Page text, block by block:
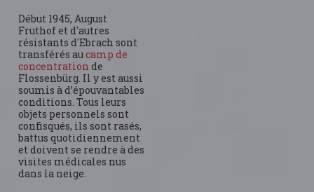
Début 1945, August
Fruthof et d'autres
résistants d'Ebrach sont
transférés aucamp de
concentration de
Flossenbürg. Il y est aussi
soumis à d’épouvantables
conditions. Tous leurs
objets personnels sont
confisqués, ils sont rasés,
battus quotidiennement
et doivent se rendre à des
visites médicales nus
dans la neige.